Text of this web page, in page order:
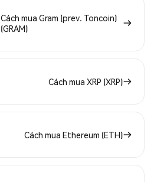
Cách mua Gram (prev. Toncoin)
(GRAM)
Cách mua XRP (XRP)
Cách mua Ethereum (ETH)